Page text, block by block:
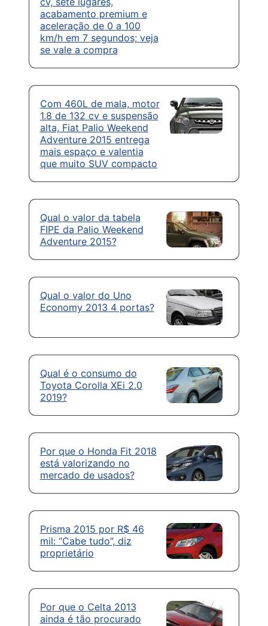
acabamento premium e
aceleração de 0 a 100
km/h em 7 segundos; veja
se vale a compra
Com 460L de mala, motor
1.8 de 132 cv e suspensão
alta, Fiat Palio Weekend
Adventure 2015 entrega
mais espaço e valentia
que muito SUV compacto
Qual o valor da tabela
FIPE da Palio Weekend
Adventure 2015?
Qual o valor do Uno
Economy 2013 4 portas?
Qual é o consumo do
Toyota Corolla XEi 2.0
2019?
Por que o Honda Fit 2018
está valorizando no
mercado de usados?
Prisma 2015 por R$ 46
mil: “Cabe tudo”, diz
proprietário
Por que o Celta 2013
ainda é tão procurado